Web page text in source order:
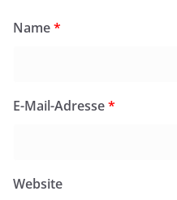
Name*
E-Mail-Adresse*
Website